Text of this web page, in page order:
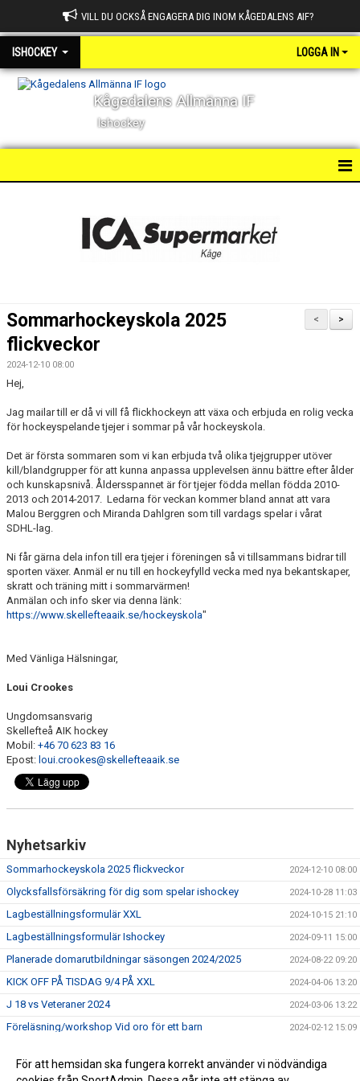
VILL DU OCKSÅ ENGAGERA DIG INOM KÅGEDALENS AIF?
ISHOCKEY LOGGA IN
Kågedalens Allmänna IF
Ishockey
DOKUMENT
KONTAKT
FRÅGOR OM SPORTADMIN
>
<
Sommarhockeyskola 2025
flickveckor
2024-12-10 08:00
Hej,
Jag mailar till er då vi vill få flickhockeyn att växa och erbjuda en rolig vecka
för hockeyspelande tjejer i sommar på vår hockeyskola.
Det är första sommaren som vi kan erbjuda två olika tjejgrupper utöver
kill/blandgrupper för att kunna anpassa upplevelsen ännu bättre efter ålder
och kunskapsnivå. Åldersspannet är för tjejer födda mellan födda 2010-
2013 och 2014-2017. Ledarna för veckan kommer bland annat att vara
Malou Berggren och Miranda Dahlgren som till vardags spelar i vårat
SDHL-lag.
Ni får gärna dela infon till era tjejer i föreningen så vi tillsammans bidrar till
sporten växer. Anmäl er nu till en hockeyfylld vecka med nya bekantskaper,
skratt och träning mitt i sommarvärmen!
Anmälan och info sker via denna länk:
https://www.skellefteaaik.se/hockeyskola"
Med Vänliga Hälsningar,
Loui Crookes
Ungdomsansvarig
Skellefteå AIK hockey
Mobil: +46 70 623 83 16
Epost: loui.crookes@skellefteaaik.se
Nyhetsarkiv
Sommarhockeyskola 2025 flickveckor 2024-12-10 08:00
Olycksfalls­försäkring för dig som spelar ishockey 2024-10-28 11:03
Lagbeställningsformulär XXL 2024-10-15 21:10
Lagbeställningsformulär Ishockey 2024-09-11 15:00
Planerade domarutbildningar säsongen 2024/2025 2024-08-22 09:20
KICK OFF PÅ TISDAG 9/4 PÅ XXL 2024-04-06 13:20
J 18 vs Veteraner 2024 2024-03-06 13:22
Föreläsning/workshop Vid oro för ett barn 2024-02-12 15:09
Vår nya hemsida för Ishockeyn 2023-12-28 14:40
För att hemsidan ska fungera korrekt använder vi nödvändiga